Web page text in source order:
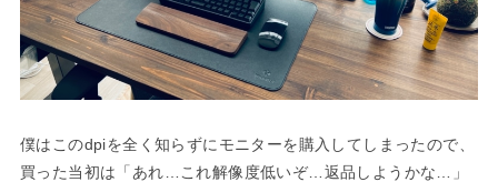
僕はこのdpiを全く知らずにモニターを購入してしまったので、
買った当初は「あれ…これ解像度低いぞ…返品しようかな…」